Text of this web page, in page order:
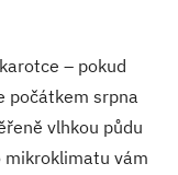
– pokud
počátkem srpna
vlhkou půdu
mikroklimatu vám